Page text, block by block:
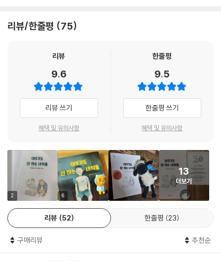
고 현실을 마주 바라보며 자신에게 주어진 시간에 최선을 다하는 현성이
음 한구석에 상처를 안고 있는 두 아이는 스스럼없이 친구가 되고 또 서로
스스로 꾸민 아지트에서, 또 그 아지트에서 재미없기 짝이 없지만 한 시간
동안 아무것도 안 하기에 도전하는 영상을 찍어 유튜브에 올리면서!
내 집이 없고 가난하다는 것, 엄마 아빠가 둘이고 친형제 외에 또 다른 형제
가 있다는 것을 두 아이는 다행히 창피하게 여기지 않고 큰 결핍으로 여기
우는 슬픔이 밀려올 때, 엄마 아빠가 미울 때 미움과 슬픔을 이겨낼 힘을 스
스로 찾아내고 그 안에서 위로와 쉼을 얻는다. 불행을 애써 외면하거나 포
장하지 않고 아이들다움을 잃지 않는 두 아이의 웃음은 때로는 짠하기도
하지만 더할 나위 없이 건강하다.
함께할 친구만 있다면 어디서든 즐거운 놀이가 탄생한다!
이사를 오고부터 현성이네는 하루도 조용할 날이 없다. 식구라고 해 봐야
리뷰/한줄평 75
리뷰
9.6
리뷰 쓰기
혜택 및 유의사항
한줄평
9.5
한줄평 쓰기
혜택 및 유의사항
2 6
13
더보기
리뷰 52 한줄평 23
구매리뷰 추천순